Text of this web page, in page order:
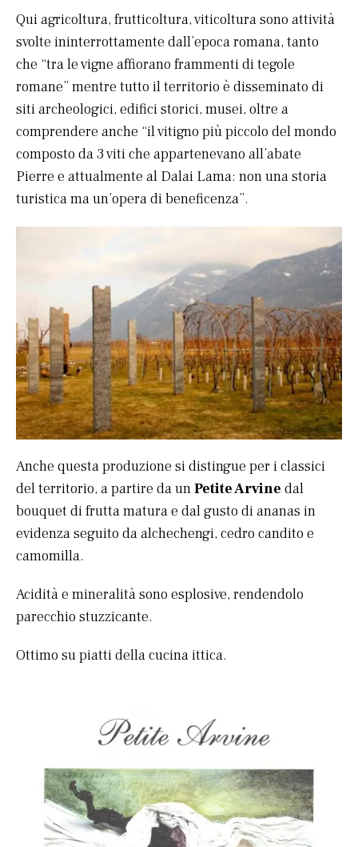
Qui agricoltura, frutticoltura, viticoltura sono attività
svolte ininterrottamente dall’epoca romana, tanto
che “tra le vigne affiorano frammenti di tegole
romane” mentre tutto il territorio è disseminato di
siti archeologici, edifici storici, musei, oltre a
comprendere anche “il vitigno più piccolo del mondo
composto da 3 viti che appartenevano all’abate
Pierre e attualmente al Dalai Lama: non una storia
turistica ma un’opera di beneficenza”.
Anche questa produzione si distingue per i classici
del territorio, a partire da unPetite Arvine dal
bouquet di frutta matura e dal gusto di ananas in
evidenza seguito da alchechengi, cedro candito e
camomilla.
Acidità e mineralità sono esplosive, rendendolo
parecchio stuzzicante.
Ottimo su piatti della cucina ittica.